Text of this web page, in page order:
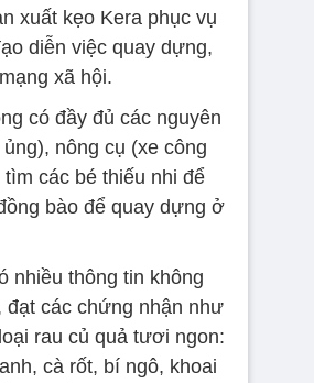
xuất kẹo Kera phục vụ
diễn việc quay dựng,
xã hội.
có đầy đủ các nguyên
nông cụ (xe công
các bé thiếu nhi để
bào để quay dựng ở
nhiều thông tin không
đạt các chứng nhận như
rau củ quả tươi ngon:
cà rốt, bí ngô, khoai